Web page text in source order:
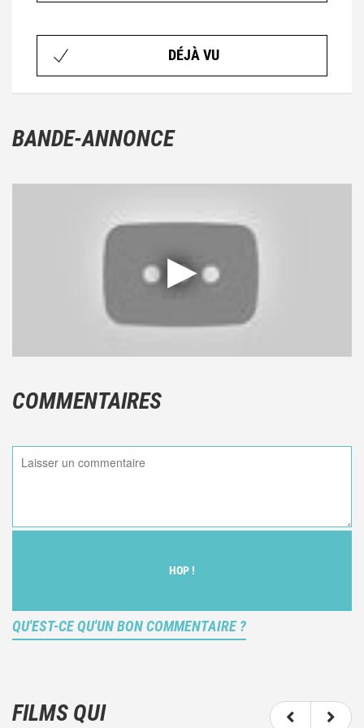
DÉJÀ VU
BANDE-ANNONCE
COMMENTAIRES
HOP !
QU'EST-CE QU'UN BON COMMENTAIRE ?
votre ressenti (et donc subjectif) du film.
FILMS QUI